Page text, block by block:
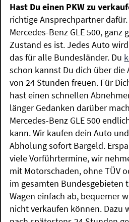
Hast Du einen PKW zu
richtige Ansprechpartner
Mercedes-Benz GLE 500, ganz
Zustand es ist. Jedes Auto
das für alle Bundesländer. Du
schon kannst Du dich über
von 24 Stunden freuen. Für
hast einen schnellen
länger Gedanken darüber
Mercedes-Benz GLE 500
kann. Wir kaufen dein Auto
Abholung sofort Bargeld.
viele Vorführtermine, wir
mit Motorschaden, ohne TÜV
im gesamten Bundesgebieten
Wagen einfach ab, bequemer
nicht verkaufen können. Dazu